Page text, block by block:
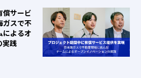
償サービ
スで不
によるオ
実践